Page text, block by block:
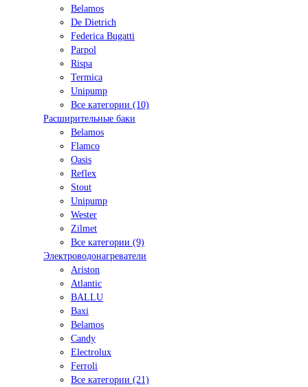
Belamos
De Dietrich
Federica Bugatti
Parpol
Rispa
Termica
Unipump
Все категории (10)
Расширительные баки
Belamos
Flamco
Oasis
Reflex
Stout
Unipump
Wester
Zilmet
Все категории (9)
Электроводонагреватели
Ariston
Atlantic
BALLU
Baxi
Belamos
Candy
Electrolux
Ferroli
Все категории (21)